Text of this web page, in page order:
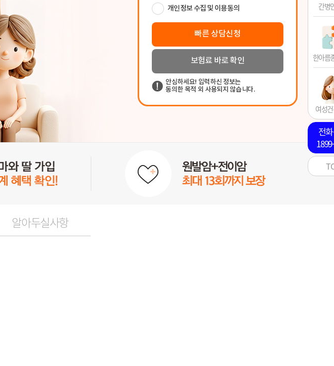
알아두실사항
간병
한아름
여성
전